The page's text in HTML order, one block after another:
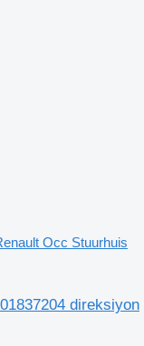
Occ Stuurhuis
direksiyon